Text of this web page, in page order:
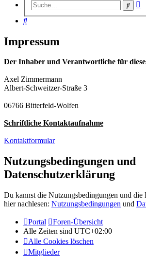
Suche
Suche
Impressum
Der Inhaber und Verantwortliche für
Axel Zimmermann
Albert-Schweitzer-Straße 3
06766 Bitterfeld-Wolfen
Schriftliche Kontaktaufnahme
Kontaktformular
Nutzungsbedingungen und
Datenschutzerklärung
Du kannst die Nutzungsbedingungen und die
hier nachlesen: Nutzungsbedingungen und
Portal
Foren-Übersicht
Alle Zeiten sind UTC+02:00
Alle Cookies löschen
Mitglieder